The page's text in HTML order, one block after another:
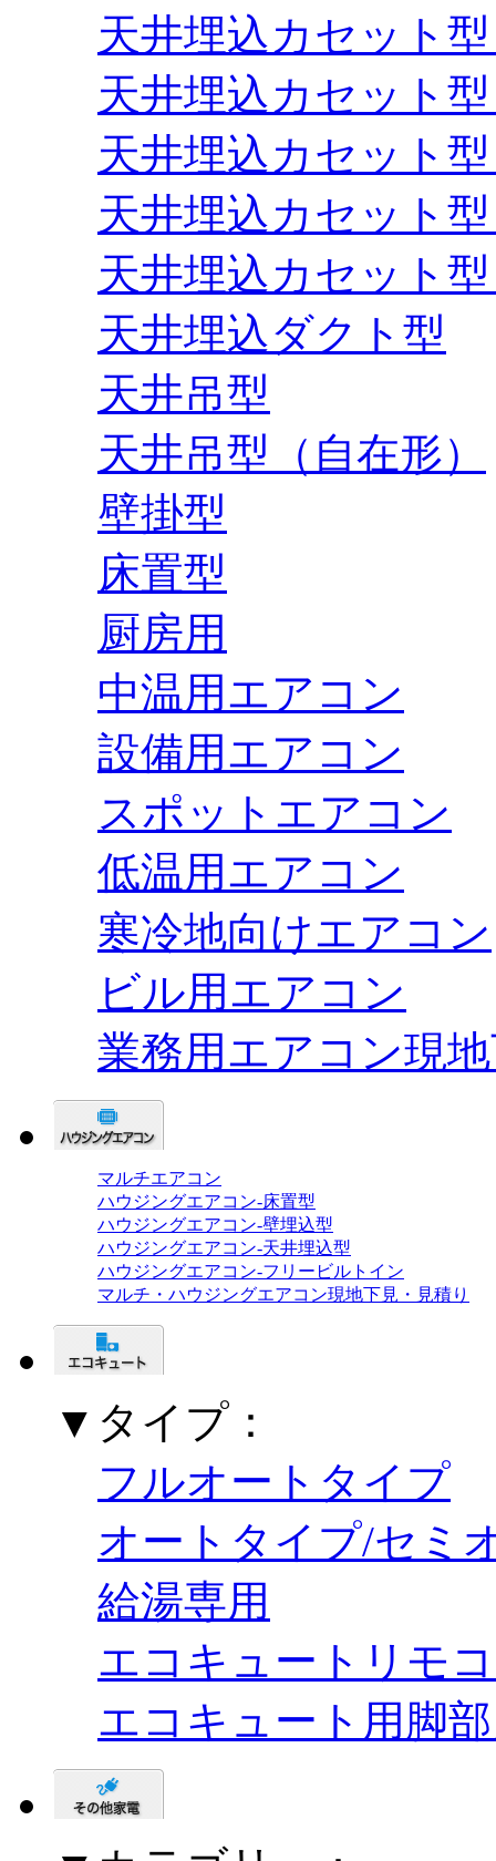
天井埋込カセット
天井埋込カセット
天井埋込カセット
天井埋込カセット
天井埋込カセット
天井埋込ダクト型
天井吊型
天井吊型（自在形）
壁掛型
床置型
厨房用
中温用エアコン
設備用エアコン
スポットエアコン
低温用エアコン
寒冷地向けエアコン
ビル用エアコン
業務用エアコン現
マルチエアコン
ハウジングエアコン-床置型
ハウジングエアコン-壁埋込型
ハウジングエアコン-天井埋込型
ハウジングエアコン-フリービルトイン
マルチ・ハウジングエアコン現地下見・見積り
▼タイプ：
フルオートタイプ
オートタイプ/セミ
給湯専用
エコキュートリモ
エコキュート用脚